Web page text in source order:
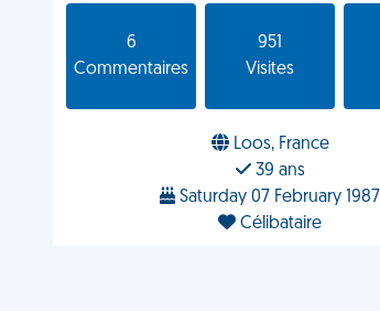
6
Commentaires
951
Visites
Loos, France
39 ans
Saturday 07 February 1987
Célibataire